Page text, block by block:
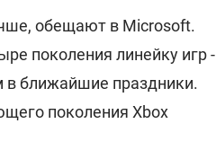
обещают в Microsoft.
поколения линейку игр -
в ближайшие праздники.
поколения Xbox